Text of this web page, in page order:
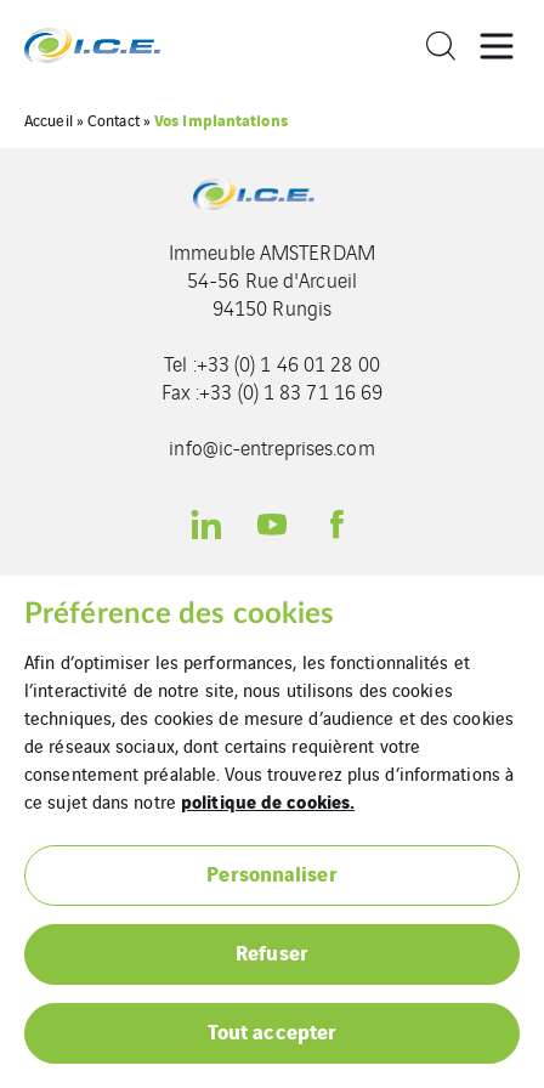
Accueil»Contact»Vos Implantations
Immeuble AMSTERDAM
54-56 Rue d'Arcueil
94150 Rungis
Tel :+33 (0) 1 46 01 28 00
Fax :+33 (0) 1 83 71 16 69
info@ic-entreprises.com
Cookies
Plan du site
Préférence des cookies
Afin d’optimiser les performances, les fonctionnalités et
l’interactivité de notre site, nous utilisons des cookies
techniques, des cookies de mesure d’audience et des cookies
de réseaux sociaux, dont certains requièrent votre
consentement préalable. Vous trouverez plus d’informations à
ce sujet dans notre politique de cookies.
Personnaliser
Refuser
Tout accepter